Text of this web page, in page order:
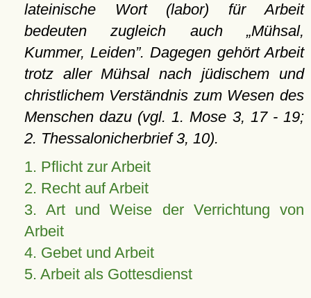
lateinische Wort (labor) für Arbeit
bedeuten zugleich auch
Mühsal,
Kummer, Leiden . Dagegen gehört Arbeit
trotz aller Mühsal nach jüdischem und
christlichem Verständnis zum Wesen des
Menschen dazu (vgl. 1. Mose 3, 17 - 19;
2. Thessalonicherbrief 3, 10).
1. Pflicht zur Arbeit
2. Recht auf Arbeit
3. Art und Weise der Verrichtung von
Arbeit
4. Gebet und Arbeit
5. Arbeit als Gottesdienst